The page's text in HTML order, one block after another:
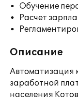
Обучение
Расчет
Описание
Автоматизация
заработной
населения